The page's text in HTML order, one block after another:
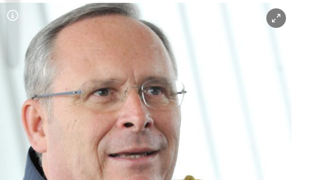
Copyright-Hinweis öffnen/schließen